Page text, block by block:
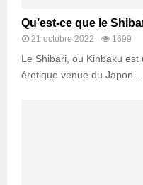
Qu’est-ce que le
21 octobre 2022 1699
Le Shibari, ou Kinbaku
érotique venue du Japon...